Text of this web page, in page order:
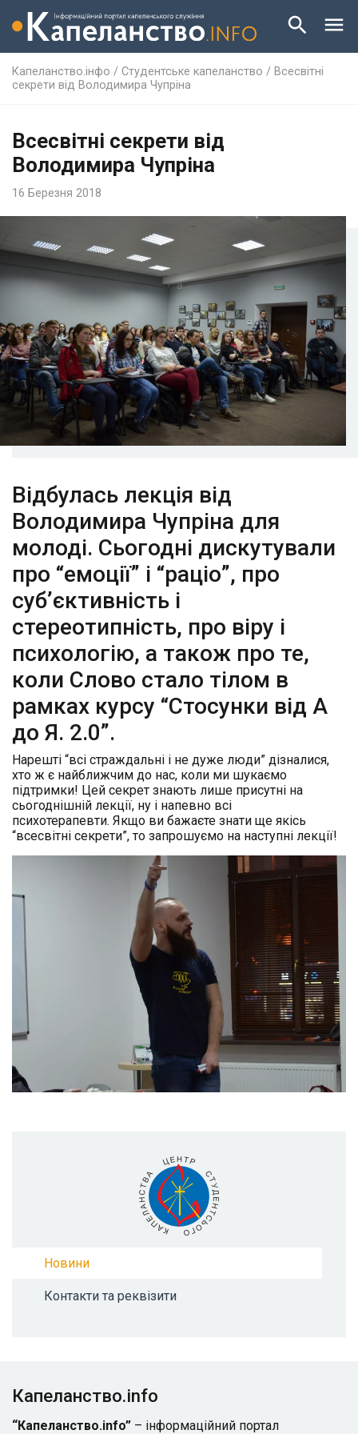
Капеланство.інфо / Студентське капеланство / Всесвітні
секрети від Володимира Чупріна
Всесвітні секрети від
Володимира Чупріна
16 Березня 2018
Відбулась лекція від
Володимира Чупріна для
молоді. Сьогодні дискутували
про “емоції” і “раціо”, про
суб’єктивність і
стереотипність, про віру і
психологію, а також про те,
коли Слово стало тілом в
рамках курсу “Стосунки від А
до Я. 2.0”.
Нарешті “всі страждальні і не дуже люди” дізналися,
хто ж є найближчим до нас, коли ми шукаємо
підтримки! Цей секрет знають лише присутні на
сьогоднішній лекції, ну і напевно всі
психотерапевти. Якщо ви бажаєте знати ще якісь
“всесвітні секрети”, то запрошуємо на наступні лекції!
Новини
Контакти та реквізити
Капеланство.info
“Капеланство.info” – інформаційний портал